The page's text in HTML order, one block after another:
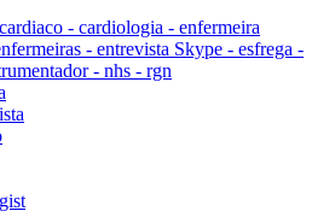
- cardiologia - enfermeira
- entrevista Skype - esfrega -
- nhs - rgn